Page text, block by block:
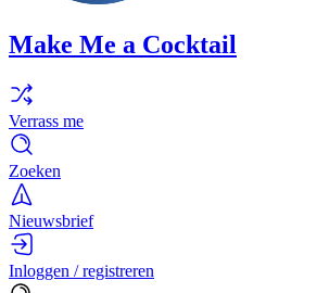
Make Me a Cocktail
Verrass me
Zoeken
Nieuwsbrief
Inloggen / registreren